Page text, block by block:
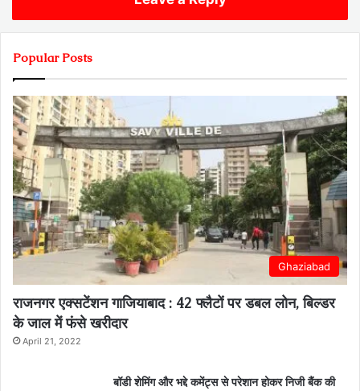
Popular Posts
Ghaziabad
राजनगर एक्सटेंशन गाजियाबाद : 42 फ्लैटों पर डबल लोन, बिल्डर
के जाल में फंसे खरीदार
April 21, 2022
बॉडी शेमिंग और भद्दे कमेंट्स से परेशान होकर निजी बैंक की